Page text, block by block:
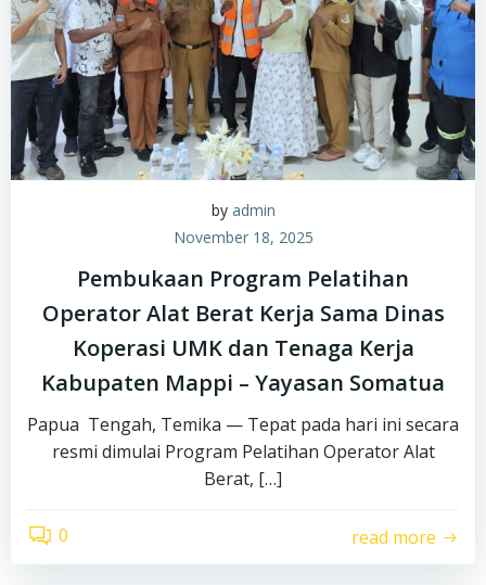
by admin
November 18, 2025
Pembukaan Program Pelatihan
Operator Alat Berat Kerja Sama Dinas
Koperasi UMK dan Tenaga Kerja
Kabupaten Mappi – Yayasan Somatua
Papua Tengah, Temika — Tepat pada hari ini secara
resmi dimulai Program Pelatihan Operator Alat
Berat, […]
0 read more